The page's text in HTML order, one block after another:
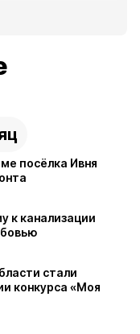
посёлка Ивня
к канализации
стали
конкурса «Моя